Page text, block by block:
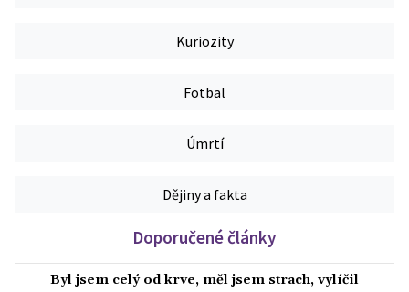
Kuriozity
Fotbal
Úmrtí
Dějiny a fakta
Doporučené články
Byl jsem celý od krve, měl jsem strach, vylíčil